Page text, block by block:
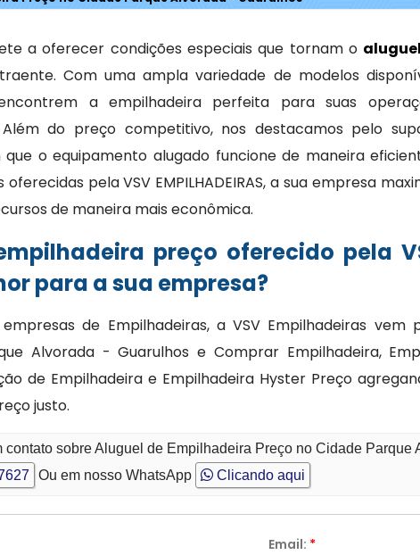
a oferecer condições especiais que tornam o
Com uma ampla variedade de modelos
a empilhadeira perfeita para suas
do preço competitivo, nos destacamos pelo
o equipamento alugado funcione de maneira
pela VSV EMPILHADEIRAS, a sua empresa
de maneira mais econômica.
preço oferecido pela
para a sua empresa?
de Empilhadeiras, a VSV Empilhadeiras
Alvorada - Guarulhos e Comprar Empilhadeira,
de Empilhadeira e Empilhadeira Hyster Preço
justo.
contato sobre Aluguel de Empilhadeira Preço no Cidade Parque
Ou em nosso WhatsApp Clicando aqui
Email: *